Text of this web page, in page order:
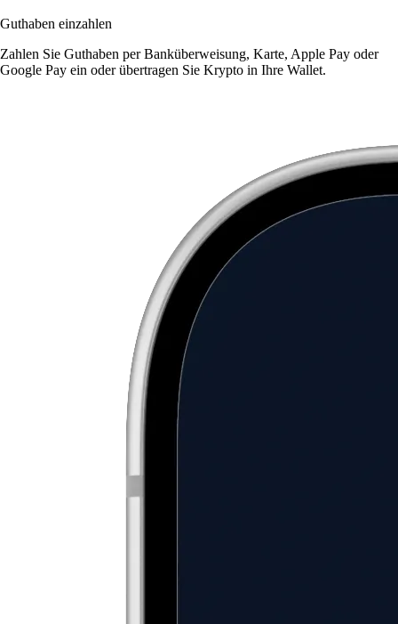
Guthaben einzahlen
Zahlen Sie Guthaben per Banküberweisung, Karte, Apple Pay oder
Google Pay ein oder übertragen Sie Krypto in Ihre Wallet.